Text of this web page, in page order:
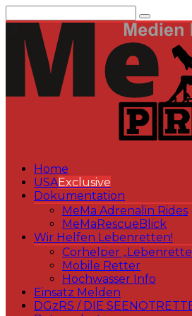
Inhalt
springen
Home
USAExclusive
Dokumentation
MeMa Adrenalin Rides
MeMaRescueBlick
Wir Helfen Lebenretten!
Corhelper
Mobile Retter
Hochwasser Info
Einsatz Melden
DGzRS / DIE